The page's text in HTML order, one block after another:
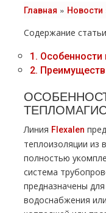
Главная » Новости
Содержание
1. Особенности
2.
Линия Flехalеn
теплоизоляции из
полностью
система
предназначены
водоснабжения